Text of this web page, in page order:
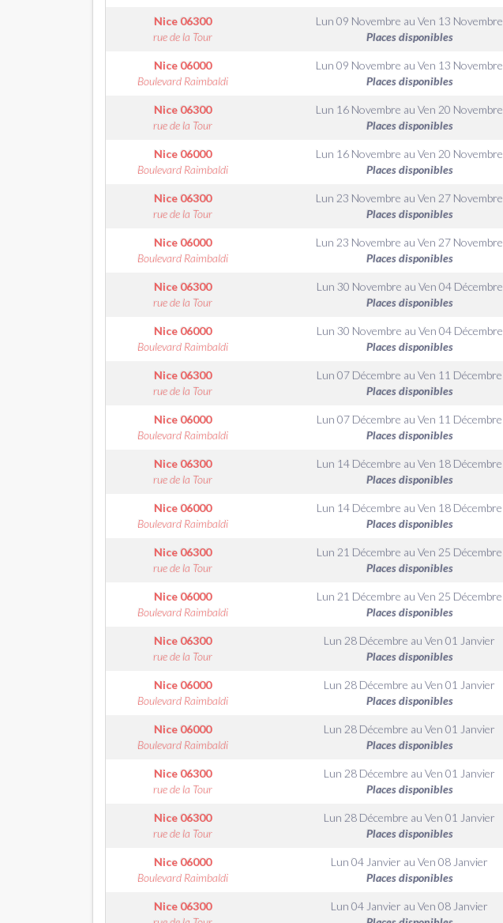
Nice 06300
rue de la Tour
Lun 09 Novembre auVen 13 Novembre
Places disponibles
Nice 06000
Boulevard Raimbaldi
Lun 09 Novembre auVen 13 Novembre
Places disponibles
Nice 06300
rue de la Tour
Lun 16 Novembre auVen 20 Novembre
Places disponibles
Nice 06000
Boulevard Raimbaldi
Lun 16 Novembre auVen 20 Novembre
Places disponibles
Nice 06300
rue de la Tour
Lun 23 Novembre auVen 27 Novembre
Places disponibles
Nice 06000
Boulevard Raimbaldi
Lun 23 Novembre auVen 27 Novembre
Places disponibles
Nice 06300
rue de la Tour
Lun 30 Novembre au Ven 04 Décembre
Places disponibles
Nice 06000
Boulevard Raimbaldi
Lun 30 Novembre au Ven 04 Décembre
Places disponibles
Nice 06300
rue de la Tour
Lun 07 Décembre auVen 11 Décembre
Places disponibles
Nice 06000
Boulevard Raimbaldi
Lun 07 Décembre auVen 11 Décembre
Places disponibles
Nice 06300
rue de la Tour
Lun 14 Décembre auVen 18 Décembre
Places disponibles
Nice 06000
Boulevard Raimbaldi
Lun 14 Décembre auVen 18 Décembre
Places disponibles
Nice 06300
rue de la Tour
Lun 21 Décembre auVen 25 Décembre
Places disponibles
Nice 06000
Boulevard Raimbaldi
Lun 21 Décembre auVen 25 Décembre
Places disponibles
Nice 06300
rue de la Tour
Lun 28 Décembre auVen 01 Janvier
Places disponibles
Nice 06000
Boulevard Raimbaldi
Lun 28 Décembre auVen 01 Janvier
Places disponibles
Nice 06000
Boulevard Raimbaldi
Lun 28 Décembre auVen 01 Janvier
Places disponibles
Nice 06300
rue de la Tour
Lun 28 Décembre auVen 01 Janvier
Places disponibles
Nice 06300
rue de la Tour
Lun 28 Décembre auVen 01 Janvier
Places disponibles
Nice 06000
Boulevard Raimbaldi
Lun 04 Janvier auVen 08 Janvier
Places disponibles
Nice 06300
Lun 04 Janvier auVen 08 Janvier